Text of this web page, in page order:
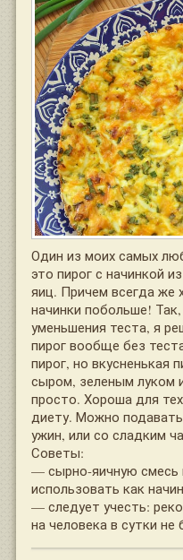
Один из моих самых
это пирог с начинкой
яиц. Причем всегда же
начинки побольше!
уменьшения теста, я
пирог вообще без
пирог, но вкусненькая
сыром, зеленым луком
просто. Хороша для
диету. Можно
ужин, или со сладким
Советы:
— сырно-яичную
использовать как
— следует учесть:
на человека в сутки